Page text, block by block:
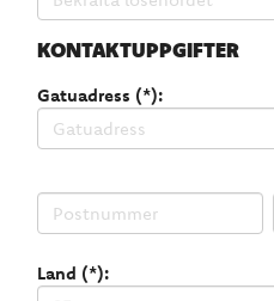
KONTAKTUPPGIFTER
Gatuadress (*):
Land (*):